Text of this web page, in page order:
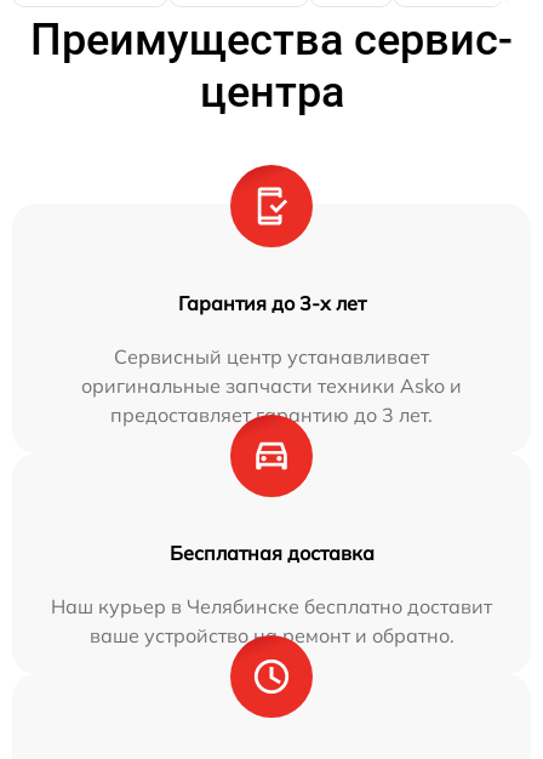
Преимущества сервис-
центра
Гарантия до 3-х лет
Сервисный центр устанавливает
оригинальные запчасти техники Asko и
предоставляет гарантию до 3 лет.
Бесплатная доставка
Наш курьер в Челябинске бесплатно доставит
ваше устройство на ремонт и обратно.